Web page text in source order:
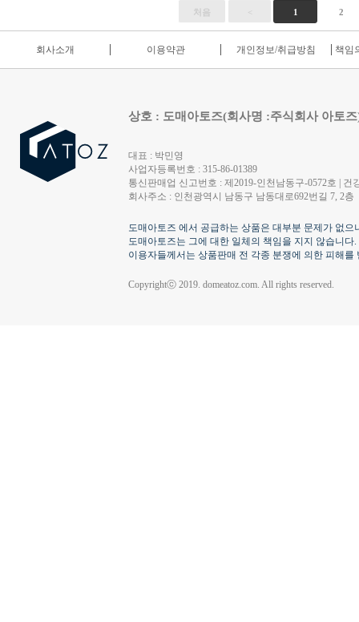
처음 < 1 2
회사소개 이용약관 개인정보/취급방침 책임
상호 : 도매아토즈(회사명 :주식회사 아토
대표 : 박민영
사업자등록번호 : 315-86-01389
통신판매업 신고번호 : 제2019-인천남동구-0572호 | 건
회사주소 : 인천광역시 남동구 남동대로692번길 7, 2층
도매아토즈 에서 공급하는 상품은 대부분 문제가 없
도매아토즈는 그에 대한 일체의 책임을 지지 않습니다.
이용자들께서는 상품판매 전 각종 분쟁에 의한 피해
Copyrightⓒ 2019. domeatoz.com. All rights reserved.